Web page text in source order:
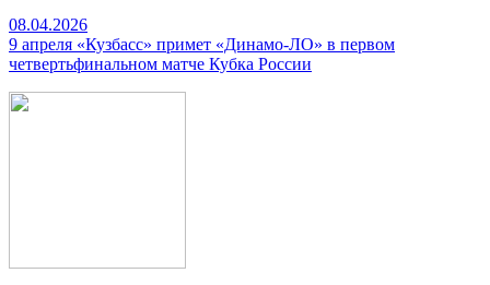
08.04.2026
9 апреля «Кузбасс» примет «Динамо-ЛО» в первом
четвертьфинальном матче Кубка России